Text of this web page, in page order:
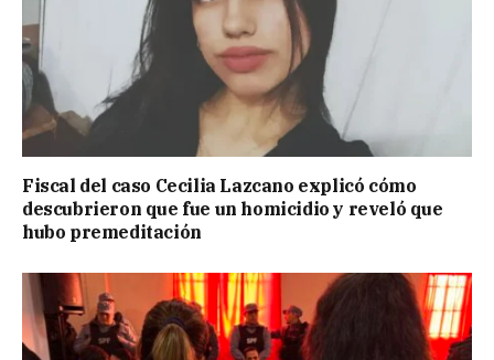
Fiscal del caso Cecilia Lazcano explicó cómo
descubrieron que fue un homicidio y reveló que
hubo premeditación